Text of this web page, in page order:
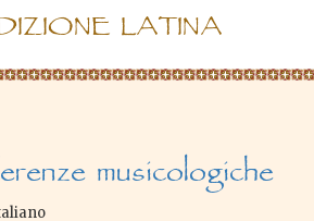
LATINA
musicologiche